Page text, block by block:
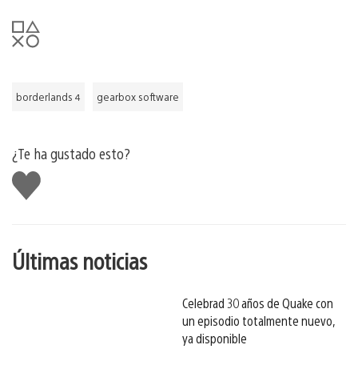
borderlands 4 gearbox software
¿Te ha gustado esto?
Me
gusta
esto
Últimas noticias
Celebrad 30 años de Quake con
un episodio totalmente nuevo,
ya disponible